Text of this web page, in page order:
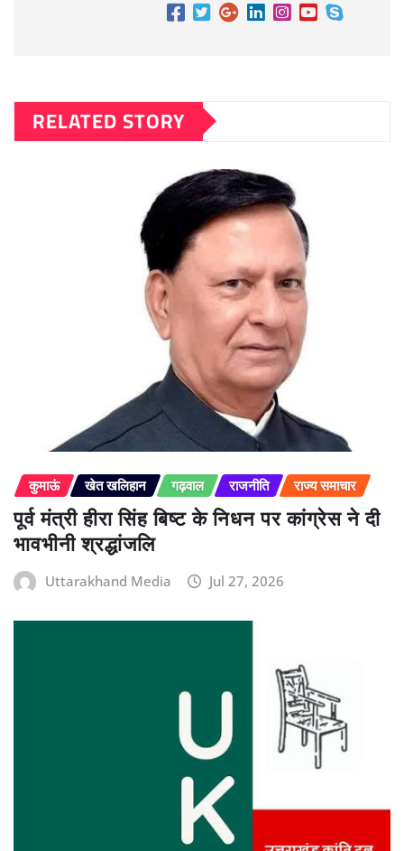
RELATED STORY
कुमाऊं खेत खलिहान गढ़वाल राजनीति राज्य समाचार
पूर्व मंत्री हीरा सिंह बिष्ट के निधन पर कांग्रेस ने दी
भावभीनी श्रद्धांजलि
Uttarakhand Media Jul 27, 2026